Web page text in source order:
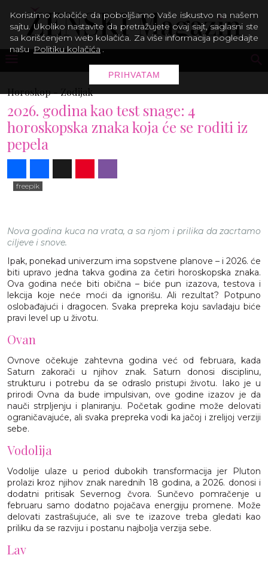
Horoskop -Zodijak
2026. godina kao test snage: 4
horoskopska znaka koja će se roditi iz
pepela
freepik
Nova godina kuca na vrata, a sa njom i prilika da zacrtamo
ciljeve i snove.
Ipak, ponekad univerzum ima sopstvene planove – i 2026. će
biti upravo jedna takva godina za četiri horoskopska znaka.
Ova godina neće biti obična – biće pun izazova, testova i
lekcija koje neće moći da ignorišu. Ali rezultat? Potpuno
oslobađajući i dragocen. Svaka prepreka koju savladaju biće
pravi level up u životu.
Ovan
Ovnove očekuje zahtevna godina već od februara, kada
Saturn zakorači u njihov znak. Saturn donosi disciplinu,
strukturu i potrebu da se odraslo pristupi životu. Iako je u
prirodi Ovna da bude impulsivan, ove godine izazov je da
nauči strpljenju i planiranju. Početak godine može delovati
ograničavajuće, ali svaka prepreka vodi ka jačoj i zrelijoj verziji
sebe.
Vodolija
Vodolije ulaze u period dubokih transformacija jer Pluton
prolazi kroz njihov znak narednih 18 godina, a 2026. donosi i
dodatni pritisak Severnog čvora. Sunčevo pomračenje u
februaru samo dodatno pojačava energiju promene. Može
delovati zastrašujuće, ali sve te izazove treba gledati kao
priliku da se razviju i postanu najbolja verzija sebe.
Lav
Koristimo kolačiće da poboljšamo Vaše iskustvo na našem
sajtu. Ukoliko nastavite da pretražujete ovaj sajt, saglasni ste
sa korišćenjem web kolačića. Za više informacija pogledajte
našu Politiku kolačića .
PRIHVATAM